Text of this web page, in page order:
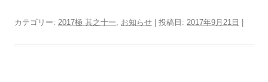
カテゴリー: 2017極 其之十一, お知らせ | 投稿日: 2017年9月21日